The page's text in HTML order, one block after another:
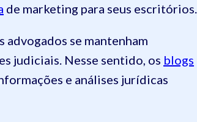
de marketing para seus escritórios.
advogados se mantenham
judiciais. Nesse sentido, os blogs
e análises jurídicas